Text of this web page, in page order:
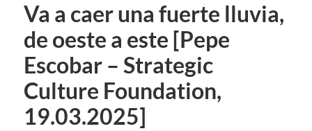
Va a caer una fuerte lluvia,
de oeste a este [Pepe
Escobar – Strategic
Culture Foundation,
19.03.2025]